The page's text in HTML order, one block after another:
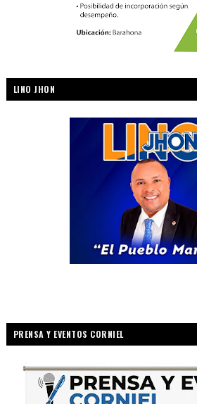
LINO JHON
PRENSA Y EVENTOS CORNIEL